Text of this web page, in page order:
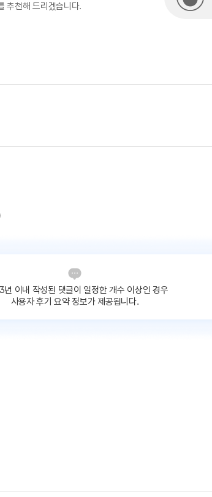
추천해 드리겠습니다.
년 이내 작성된 댓글이 일정한 개수 이상인 경우
사용자 후기 요약 정보가 제공됩니다.